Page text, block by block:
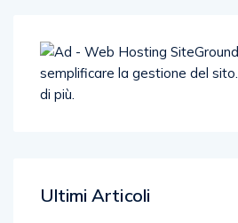
Ultimi Articoli